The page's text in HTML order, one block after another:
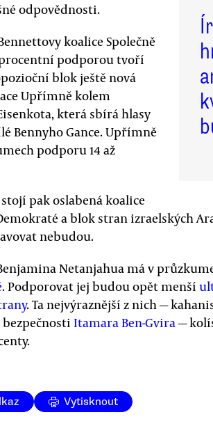
odpovědnosti.
koalice Společně
podporou tvoří
blok ještě nová
Upřímně kolem
která sbírá hlasy
Bennyho Gance. Upřímně
podporu 14 až
pak oslabená koalice
a blok stran izraelských
nebudou.
Netanjahua má v
. Podporovat jej budou opět menší
. Ta nejvýraznější z nich —
Itamara Ben-Gvira—
Vytisknout